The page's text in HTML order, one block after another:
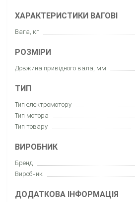
ХАРАКТЕРИСТИКИ ВАГОВІ
Вага, кг
РОЗМІРИ
Довжина привідного вала, мм
ТИП
Тип електромотору
Тип мотора
Тип товару
ВИРОБНИК
Бренд
Виробник
ДОДАТКОВА ІНФОРМАЦІЯ